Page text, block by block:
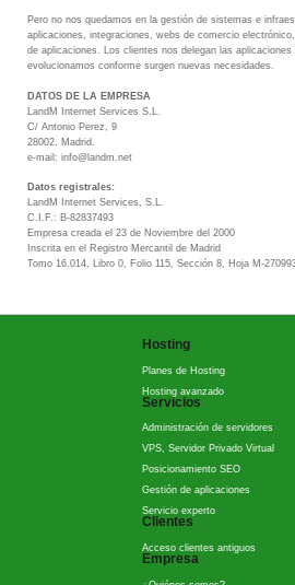
Pero no nos quedamos en la gestión de sistemas e
aplicaciones, integraciones, webs de comercio
de aplicaciones. Los clientes nos delegan las
evolucionamos conforme surgen nuevas necesidades.
DATOS DE LA EMPRESA
LandM Internet Services S.L.
C/ Antonio Perez, 9
28002, Madrid.
e-mail: info@landm.net
Datos registrales:
LandM Internet Services, S.L.
C.I.F.: B-82837493
Empresa creada el 23 de Noviembre del 2000
Inscrita en el Registro Mercantil de Madrid
Tomo 16.014, Libro 0, Folio 115, Sección 8, Hoja M-
Hosting
Planes de Hosting
Hosting avanzado
Servicios
Administración de servidores
VPS, Servidor Privado Virtual
Posicionamiento SEO
Gestión de aplicaciones
Servicio experto
Clientes
Acceso clientes antiguos
Empresa